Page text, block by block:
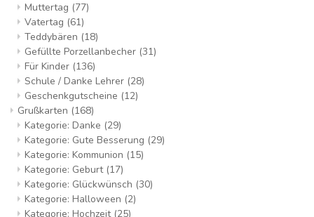
Muttertag (77)
Vatertag (61)
Teddybären (18)
Gefüllte Porzellanbecher (31)
Für Kinder (136)
Schule / Danke Lehrer (28)
Geschenkgutscheine (12)
Grußkarten (168)
Kategorie: Danke (29)
Kategorie: Gute Besserung (29)
Kategorie: Kommunion (15)
Kategorie: Geburt (17)
Kategorie: Glückwünsch (30)
Kategorie: Halloween (2)
Kategorie: Hochzeit (25)